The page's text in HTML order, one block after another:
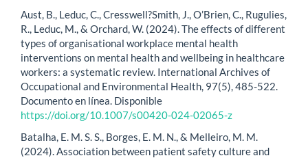
Aust, B., Leduc, C., Cresswell?Smith, J., O’Brien, C., Rugulies,
R., Leduc, M., & Orchard, W. (2024). The effects of different
types of organisational workplace mental health
interventions on mental health and wellbeing in healthcare
workers: a systematic review. International Archives of
Occupational and Environmental Health, 97(5), 485-522.
Documento en línea. Disponible
https://doi.org/10.1007/s00420-024-02065-z
Batalha, E. M. S. S., Borges, E. M. N., & Melleiro, M. M.
(2024). Association between patient safety culture and